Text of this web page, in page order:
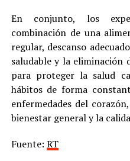
En conjunto, los
combinación de una
regular, descanso
saludable y la eliminación
para proteger la salud
hábitos de forma
enfermedades del
bienestar general y la
Fuente: RT